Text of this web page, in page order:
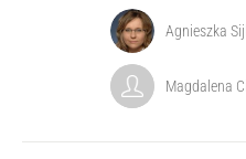
Agnieszka
Magdalena